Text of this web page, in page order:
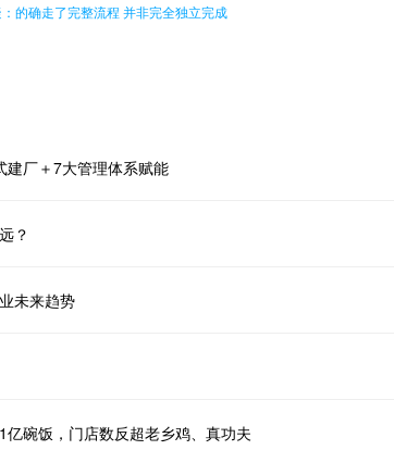
的确走了完整流程 并非完全独立完成
建厂＋7大管理体系赋能
？
未来趋势
碗饭，门店数反超老乡鸡、真功夫